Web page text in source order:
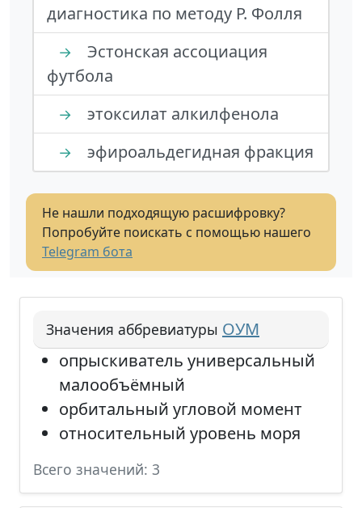
диагностика по методу Р. Фолля
→
Эстонская ассоциация
футбола
→ этоксилат алкилфенола
→ эфироальдегидная фракция
Не нашли подходящую расшифровку?
Попробуйте поискать с помощью нашего
Telegram бота
Значения аббревиатуры ОУМ
опрыскиватель универсальный
малообъёмный
орбитальный угловой момент
относительный уровень моря
Всего значений: 3